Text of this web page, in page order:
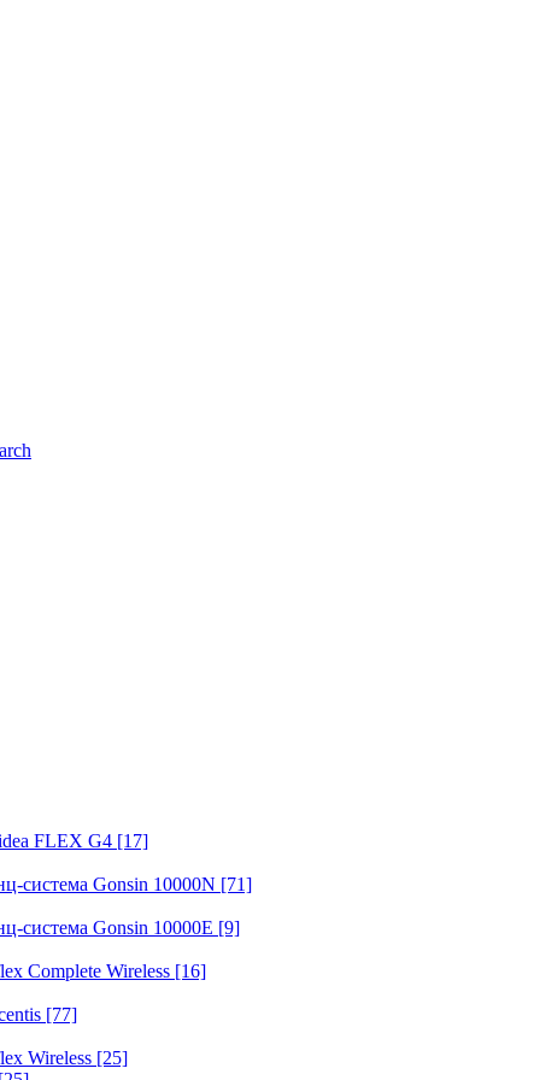
FLEX G4 [17]
система Gonsin 10000N [71]
система Gonsin 10000E [9]
Complete Wireless [16]
[77]
Wireless [25]